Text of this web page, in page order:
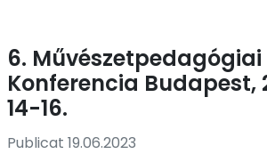
6. Művészetpedagógiai
Konferencia Budapest,
14-16.
Publicat 19.06.2023